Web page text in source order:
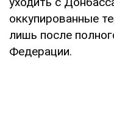
оккупированные
лишь после
Федерации.